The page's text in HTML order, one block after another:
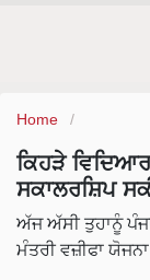
Home
ਕਿਹੜੇ
ਸਕਾਲਰਸ਼ਿਪ
ਅੱਜ ਅੱਸੀ ਤੁਹਾਨੂੰ
ਮੰਤਰੀ ਵਜ਼ੀਫਾ